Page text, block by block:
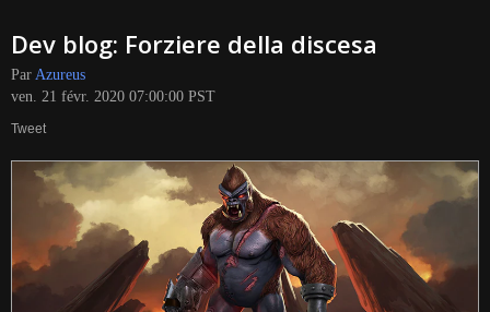
Connexion
Français
Italiano
Pусский
Español
Dev blog: Forziere della discesa
Par Azureus
ven. 21 févr. 2020 07:00:00 PST
Tweet